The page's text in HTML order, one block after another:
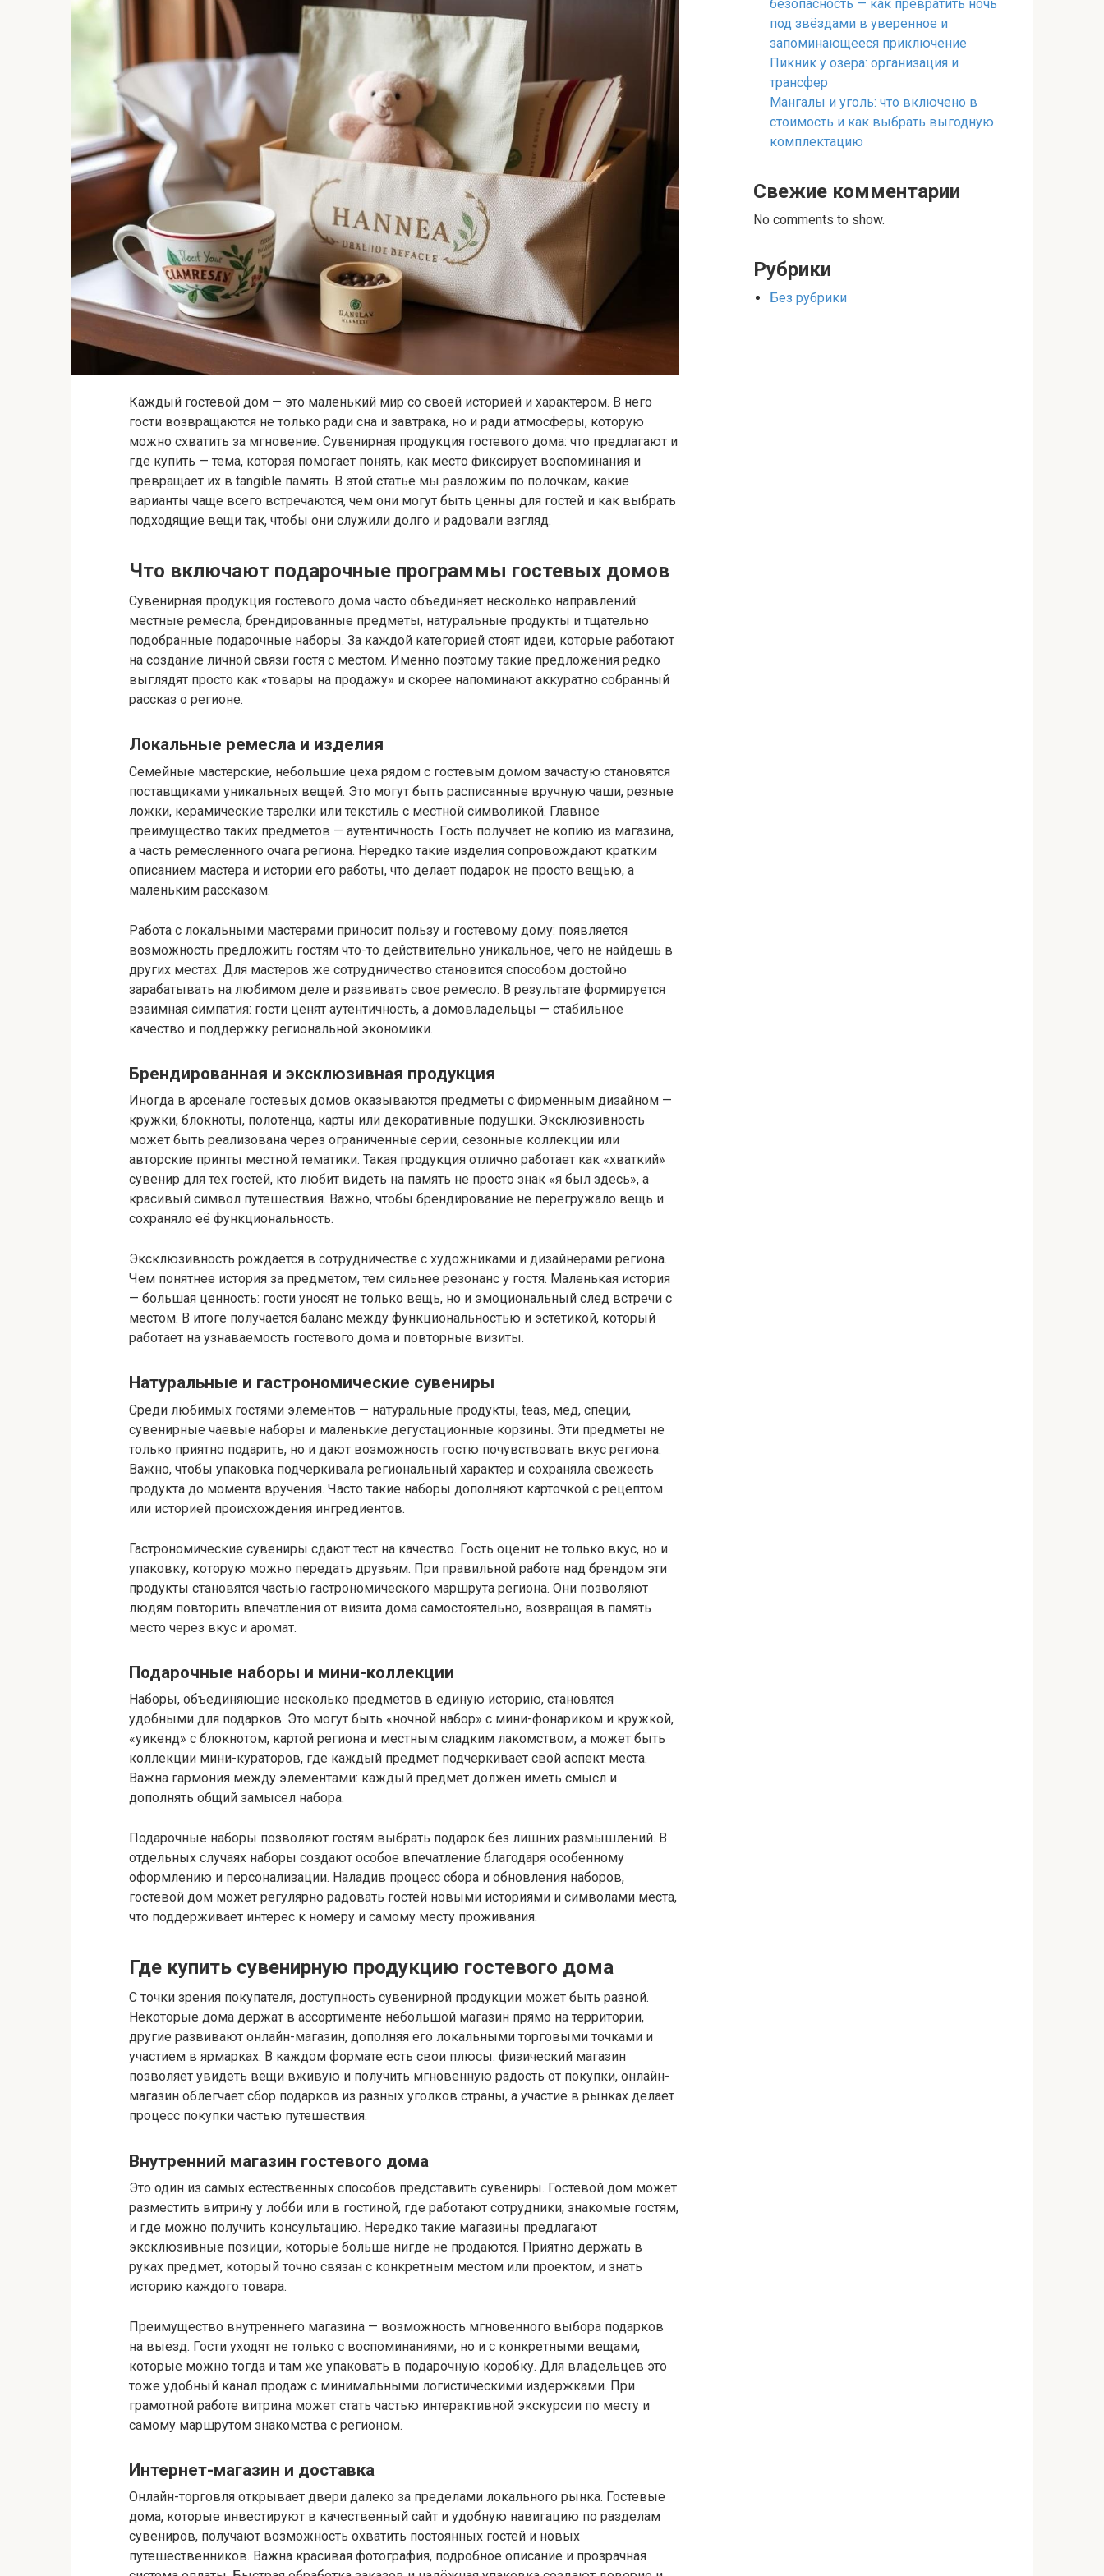
Каждый гостевой дом — это маленький мир со своей историей и характером. В него
гости возвращаются не только ради сна и завтрака, но и ради атмосферы, которую
можно схватить за мгновение. Сувенирная продукция гостевого дома: что предлагают и
где купить — тема, которая помогает понять, как место фиксирует воспоминания и
превращает их в tangible память. В этой статье мы разложим по полочкам, какие
варианты чаще всего встречаются, чем они могут быть ценны для гостей и как выбрать
подходящие вещи так, чтобы они служили долго и радовали взгляд.
Что включают подарочные программы гостевых домов
Сувенирная продукция гостевого дома часто объединяет несколько направлений:
местные ремесла, брендированные предметы, натуральные продукты и тщательно
подобранные подарочные наборы. За каждой категорией стоят идеи, которые работают
на создание личной связи гостя с местом. Именно поэтому такие предложения редко
выглядят просто как «товары на продажу» и скорее напоминают аккуратно собранный
рассказ о регионе.
Локальные ремесла и изделия
Семейные мастерские, небольшие цеха рядом с гостевым домом зачастую становятся
поставщиками уникальных вещей. Это могут быть расписанные вручную чаши, резные
ложки, керамические тарелки или текстиль с местной символикой. Главное
преимущество таких предметов — аутентичность. Гость получает не копию из магазина,
а часть ремесленного очага региона. Нередко такие изделия сопровождают кратким
описанием мастера и истории его работы, что делает подарок не просто вещью, а
маленьким рассказом.
Работа с локальными мастерами приносит пользу и гостевому дому: появляется
возможность предложить гостям что-то действительно уникальное, чего не найдешь в
других местах. Для мастеров же сотрудничество становится способом достойно
зарабатывать на любимом деле и развивать свое ремесло. В результате формируется
взаимная симпатия: гости ценят аутентичность, а домовладельцы — стабильное
качество и поддержку региональной экономики.
Брендированная и эксклюзивная продукция
Иногда в арсенале гостевых домов оказываются предметы с фирменным дизайном —
кружки, блокноты, полотенца, карты или декоративные подушки. Эксклюзивность
может быть реализована через ограниченные серии, сезонные коллекции или
авторские принты местной тематики. Такая продукция отлично работает как «хваткий»
сувенир для тех гостей, кто любит видеть на память не просто знак «я был здесь», а
красивый символ путешествия. Важно, чтобы брендирование не перегружало вещь и
сохраняло её функциональность.
Эксклюзивность рождается в сотрудничестве с художниками и дизайнерами региона.
Чем понятнее история за предметом, тем сильнее резонанс у гостя. Маленькая история
— большая ценность: гости уносят не только вещь, но и эмоциональный след встречи с
местом. В итоге получается баланс между функциональностью и эстетикой, который
работает на узнаваемость гостевого дома и повторные визиты.
Натуральные и гастрономические сувениры
Среди любимых гостями элементов — натуральные продукты, teas, мед, специи,
сувенирные чаевые наборы и маленькие дегустационные корзины. Эти предметы не
только приятно подарить, но и дают возможность гостю почувствовать вкус региона.
Важно, чтобы упаковка подчеркивала региональный характер и сохраняла свежесть
продукта до момента вручения. Часто такие наборы дополняют карточкой с рецептом
или историей происхождения ингредиентов.
Гастрономические сувениры сдают тест на качество. Гость оценит не только вкус, но и
упаковку, которую можно передать друзьям. При правильной работе над брендом эти
продукты становятся частью гастрономического маршрута региона. Они позволяют
людям повторить впечатления от визита дома самостоятельно, возвращая в память
место через вкус и аромат.
Подарочные наборы и мини-коллекции
Наборы, объединяющие несколько предметов в единую историю, становятся
удобными для подарков. Это могут быть «ночной набор» с мини-фонариком и кружкой,
«уикенд» с блокнотом, картой региона и местным сладким лакомством, а может быть
коллекции мини-кураторов, где каждый предмет подчеркивает свой аспект места.
Важна гармония между элементами: каждый предмет должен иметь смысл и
дополнять общий замысел набора.
Подарочные наборы позволяют гостям выбрать подарок без лишних размышлений. В
отдельных случаях наборы создают особое впечатление благодаря особенному
оформлению и персонализации. Наладив процесс сбора и обновления наборов,
гостевой дом может регулярно радовать гостей новыми историями и символами места,
что поддерживает интерес к номеру и самому месту проживания.
Где купить сувенирную продукцию гостевого дома
С точки зрения покупателя, доступность сувенирной продукции может быть разной.
Некоторые дома держат в ассортименте небольшой магазин прямо на территории,
другие развивают онлайн-магазин, дополняя его локальными торговыми точками и
участием в ярмарках. В каждом формате есть свои плюсы: физический магазин
позволяет увидеть вещи вживую и получить мгновенную радость от покупки, онлайн-
магазин облегчает сбор подарков из разных уголков страны, а участие в рынках делает
процесс покупки частью путешествия.
Внутренний магазин гостевого дома
Это один из самых естественных способов представить сувениры. Гостевой дом может
разместить витрину у лобби или в гостиной, где работают сотрудники, знакомые гостям,
и где можно получить консультацию. Нередко такие магазины предлагают
эксклюзивные позиции, которые больше нигде не продаются. Приятно держать в
руках предмет, который точно связан с конкретным местом или проектом, и знать
историю каждого товара.
Преимущество внутреннего магазина — возможность мгновенного выбора подарков
на выезд. Гости уходят не только с воспоминаниями, но и с конкретными вещами,
которые можно тогда и там же упаковать в подарочную коробку. Для владельцев это
тоже удобный канал продаж с минимальными логистическими издержками. При
грамотной работе витрина может стать частью интерактивной экскурсии по месту и
самому маршрутом знакомства с регионом.
Интернет-магазин и доставка
Онлайн-торговля открывает двери далеко за пределами локального рынка. Гостевые
дома, которые инвестируют в качественный сайт и удобную навигацию по разделам
сувениров, получают возможность охватить постоянных гостей и новых
путешественников. Важна красивая фотография, подробное описание и прозрачная
безопасность — как превратить ночь
под звёздами в уверенное и
запоминающееся приключение
Пикник у озера: организация и
трансфер
Мангалы и уголь: что включено в
стоимость и как выбрать выгодную
комплектацию
Свежие комментарии
No comments to show.
Рубрики
Без рубрики